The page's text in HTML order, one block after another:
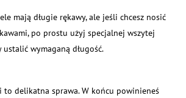
mają długie rękawy, ale jeśli chcesz nosić
po prostu użyj specjalnej wszytej
wymaganą długość.
delikatna sprawa. W końcu powinieneś